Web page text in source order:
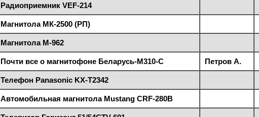
Радиоприемник VEF-214
Магнитола МК-2500 (РП)
Магнитола М-962
Почти все о магнитофоне Беларусь-М310-С Петров А.
Телефон Panasonic KX-T2342
Автомобильная магнитола Mustang CRF-280B